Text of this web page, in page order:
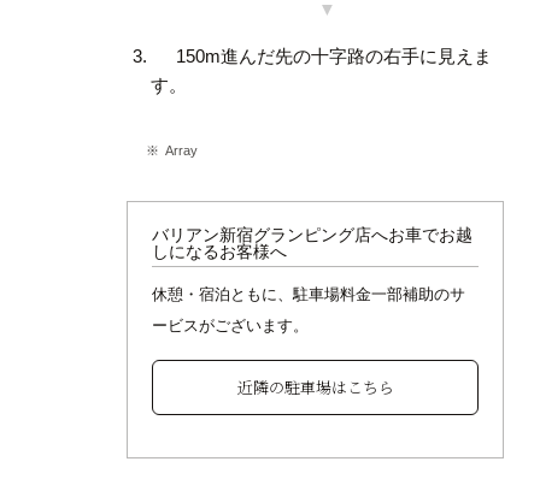
150m進んだ先の十字路の右手に見えま
す。
Array
バリアン新宿グランピング店へお車でお越
しになるお客様へ
休憩・宿泊ともに、駐車場料金一部補助のサ
ービスがございます。
近隣の駐車場はこちら